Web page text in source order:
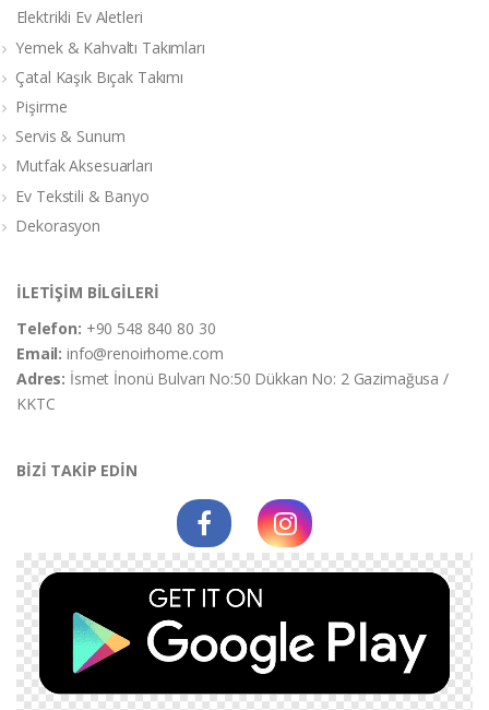
Elektrikli Ev Aletleri
Yemek & Kahvaltı Takımları
Çatal Kaşık Bıçak Takımı
Pişirme
Servis & Sunum
Mutfak Aksesuarları
Ev Tekstili & Banyo
Dekorasyon
İLETİŞİM BİLGİLERİ
Telefon: +90 548 840 80 30
Email:info@renoirhome.com
Adres: İsmet İnonü Bulvarı No:50 Dükkan No: 2 Gazimağusa /
KKTC
BİZİ TAKİP EDİN